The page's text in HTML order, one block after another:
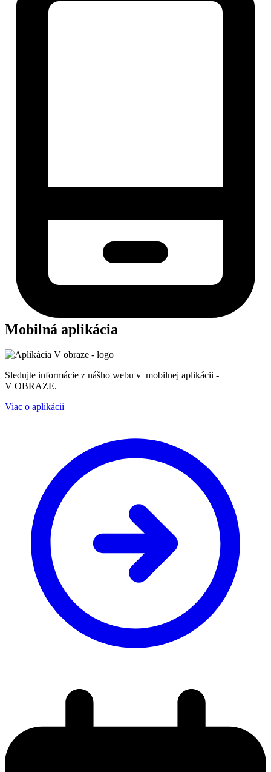
Mobilná aplikácia
Sledujte informácie z nášho webu v mobilnej aplikácii -
V OBRAZE.
Viac o aplikácii